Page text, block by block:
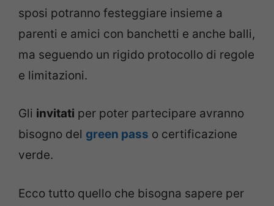
sposi potranno festeggiare insieme a
parenti e amici con banchetti e anche balli,
ma seguendo un rigido protocollo di regole
e limitazioni.
Gli invitati per poter partecipare avranno
bisogno del green pass o certificazione
verde.
Ecco tutto quello che bisogna sapere per